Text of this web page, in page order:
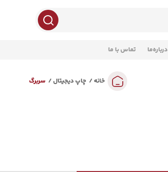
درباره‌ما تماس با ما
خانه چاپ دیجیتال سربرگ